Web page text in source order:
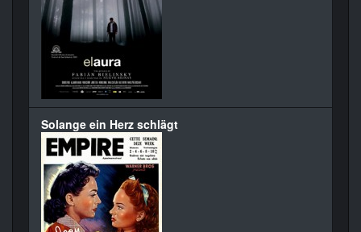
Solange ein Herz schlägt